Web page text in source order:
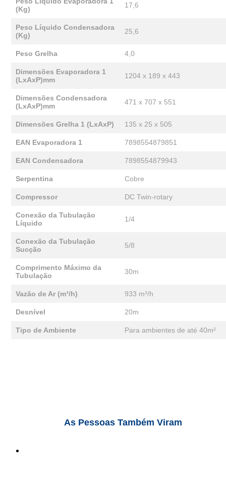
(Kg)
17,6
Peso Líquido Condensadora
(Kg)
25,6
Peso Grelha 4,0
Dimensões Evaporadora 1
(LxAxP)mm
1204 x 189 x 443
Dimensões Condensadora
(LxAxP)mm
471 x 707 x 551
Dimensões Grelha 1 (LxAxP) 135 x 25 x 505
EAN Evaporadora 1 7898554879851
EAN Condensadora 7898554879943
Serpentina Cobre
Compressor DC Twin-rotary
Conexão da Tubulação
Líquido
1/4
Conexão da Tubulação
Sucção
5/8
Comprimento Máximo da
Tubulação
30m
Vazão de Ar (m³/h) 933 m³/h
Desnível 20m
Tipo de Ambiente Para ambientes de até 40m²
As Pessoas Também Viram